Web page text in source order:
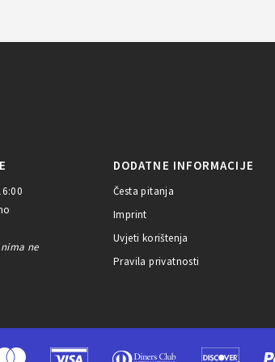
ne
DODATNE INFORMACIJE
Česta pitanja
Imprint
Uvjeti korištenja
Pravila privatnosti